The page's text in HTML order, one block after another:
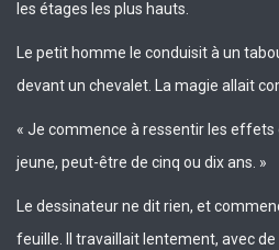
les étages les plus hauts.
Le petit homme le conduisit à un
devant un chevalet. La magie allait
« Je commence à ressentir les effets
jeune, peut-être de cinq ou dix ans. »
Le dessinateur ne dit rien, et
feuille. Il travaillait lentement, avec